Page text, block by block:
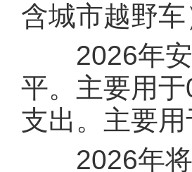
含城市越野
2026年安
平。主要用
支出。主要
2026年将